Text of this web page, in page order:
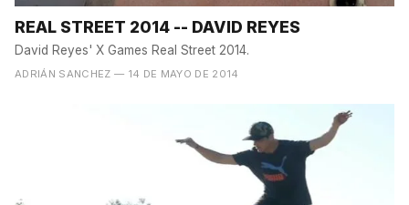
REAL STREET 2014 -- DAVID REYES
David Reyes' X Games Real Street 2014.
ADRIÁN SANCHEZ — 14 DE MAYO DE 2014